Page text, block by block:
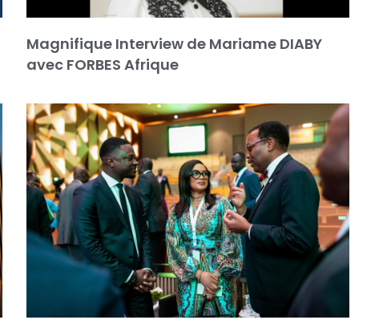
Magnifique Interview de Mariame DIABY
avec FORBES Afrique